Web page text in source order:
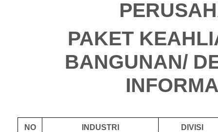
PAKET
BANGUNAN/
NO INDUSTRI DIVISI